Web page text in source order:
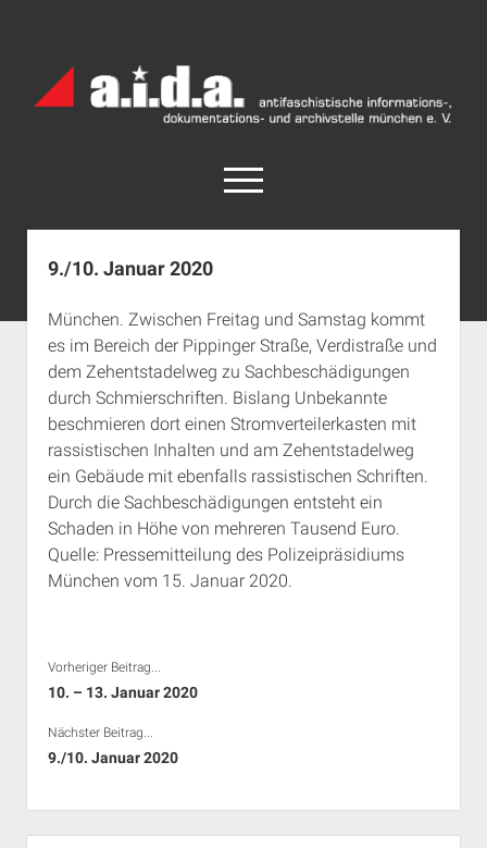
Archiv
München
open
menu
facebook
rss info@aida-archiv.de
Aktuelles
Termine
open
dropdown
menu
Antifaschistische Termine im Süden
Antifaschistische Termine in München
Rechte Termine im Süden
Rechte Termine München
Chronologie
Das Archiv
open
dropdown
menu
a.i.d.a. e. V. unterstützen
Über a.i.d.a.
RSS-Feeds, Twitter & Facebook
Bibliothek
Impressum
9./10. Januar 2020
München. Zwischen Freitag und Samstag kommt
es im Bereich der Pippinger Straße, Verdistraße und
dem Zehentstadelweg zu Sachbeschädigungen
durch Schmierschriften. Bislang Unbekannte
beschmieren dort einen Stromverteilerkasten mit
rassistischen Inhalten und am Zehentstadelweg
ein Gebäude mit ebenfalls rassistischen Schriften.
Durch die Sachbeschädigungen entsteht ein
Schaden in Höhe von mehreren Tausend Euro.
Quelle: Pressemitteilung des Polizeipräsidiums
München vom 15. Januar 2020.
Vorheriger Beitrag...
10. – 13. Januar 2020
Nächster Beitrag...
9./10. Januar 2020